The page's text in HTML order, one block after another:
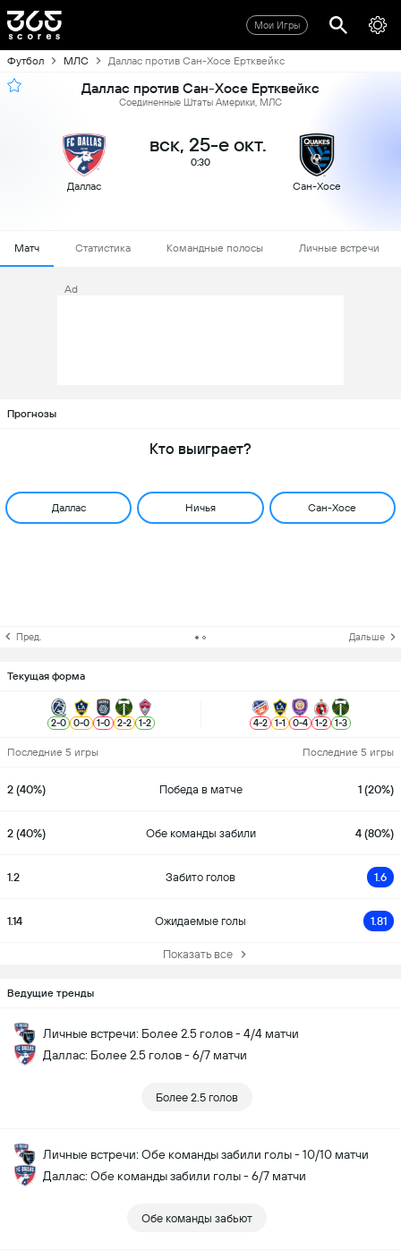
Мои Игры
Футбол МЛС Даллас против Сан-Хосе Ертквейкс
Даллас против Сан-Хосе Ертквейкс
Соединенные Штаты Америки, МЛС
Даллас
вск, 25-е окт.
0:30
Сан-Хосе
Матч Статистика Командные полосы Личные встречи
Ad
Прогнозы
Кто выиграет?
Даллас Ничья Сан-Хосе
Пред. Дальше
Текущая форма
2-0 0-0 1-0 2-2 1-2 4-2 1-1 0-4 1-2 1-3
Последние 5 игры Последние 5 игры
2 (40%) Победа в матче 1 (20%)
2 (40%) Обе команды забили 4 (80%)
1.2 Забито голов 1.6
1.14 Ожидаемые голы 1.81
Показать все
Ведущие тренды
Личные встречи: Более 2.5 голов - 4/4 матчи
Даллас: Более 2.5 голов - 6/7 матчи
Более 2.5 голов
Личные встречи: Обе команды забили голы - 10/10 матчи
Даллас: Обе команды забили голы - 6/7 матчи
Обе команды забьют